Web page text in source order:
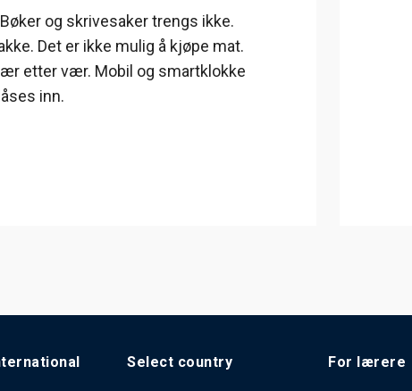
og skrivesaker trengs ikke.
Det er ikke mulig å kjøpe mat.
etter vær. Mobil og smartklokke
låses inn.
Select country For lærere